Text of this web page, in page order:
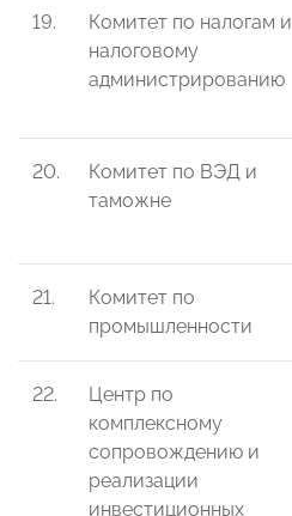
19.
Комитет по налогам и
налоговому
администрированию
20.
Комитет по ВЭД и
таможне
21.
Комитет по
промышленности
22.
Центр по
комплексному
сопровождению и
реализации
инвестиционных